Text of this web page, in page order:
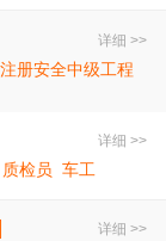
详细 >>
注册安全中级工程
详细 >>
质检员 车工
详细 >>